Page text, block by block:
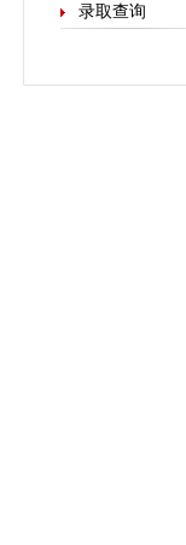
录取查询